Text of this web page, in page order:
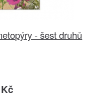
- šest druhů